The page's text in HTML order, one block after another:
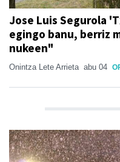
Jose Luis Segurola
egingo banu, berriz
nukeen"
Onintza Lete Arrieta abu 04